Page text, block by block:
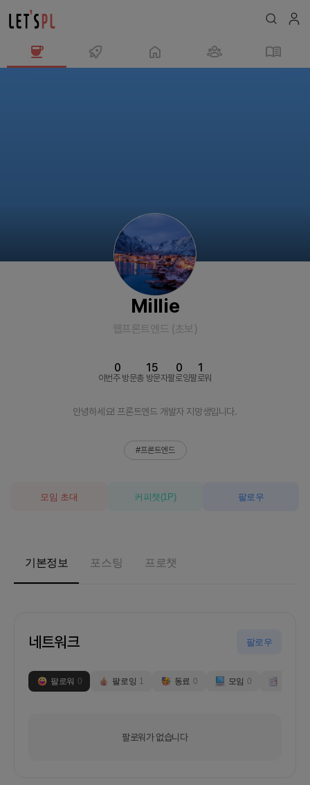
Millie
웹프론트엔드 (초보)
이번주 방문
0
총 방문자
15
팔로잉
0
팔로워
1
안녕하세요! 프론트엔드 개발자 지망생입니다.
#프론트엔드
모임 초대 커피챗 (1 P) 팔로우
기본정보 포스팅 프로챗
네트워크 팔로우
팔로워 0 팔로잉 1 동료 0 모임 0
팔로워가 없습니다